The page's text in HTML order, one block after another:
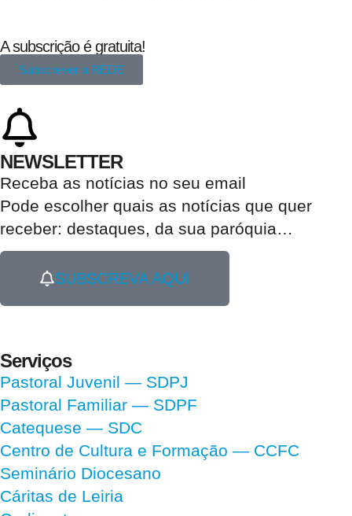
A subscrição é gratuita!
Subscrever a REDE
NEWSLETTER
Receba as notícias no seu email​
Pode escolher quais as notícias que quer
receber: destaques, da sua paróquia
SUBSCREVA AQUI
Serviços
Pastoral Juvenil — SDPJ
Pastoral Familiar — SDPF
Catequese — SDC
Centro de Cultura e Formação — CCFC
Seminário Diocesano
Cáritas de Leiria